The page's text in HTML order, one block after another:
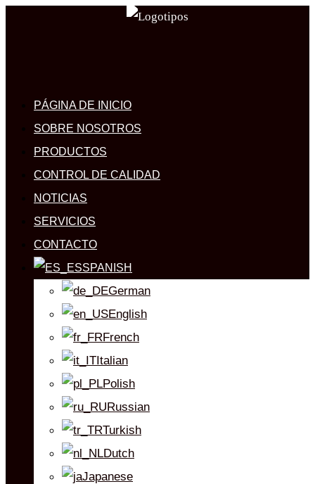
PÁGINA DE INICIO
SOBRE NOSOTROS
PRODUCTOS
CONTROL DE CALIDAD
NOTICIAS
SERVICIOS
CONTACTO
SPANISH
German
English
French
Italian
Polish
Russian
Turkish
Dutch
Japanese